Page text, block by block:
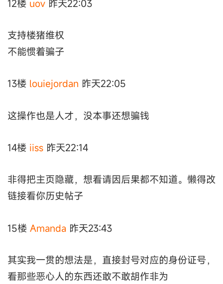
12楼 uov 昨天22:03
支持楼猪维权
不能惯着骗子
13楼 louiejordan 昨天22:05
这操作也是人才，没本事还想骗钱
14楼 iiss 昨天22:14
非得把主页隐藏，想看请因后果都不知道。懒得改
链接看你历史帖子
15楼 Amanda 昨天23:43
其实我一贯的想法是，直接封号对应的身份证号，
看那些恶心人的东西还敢不敢胡作非为